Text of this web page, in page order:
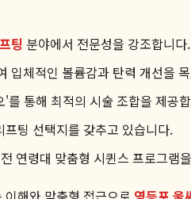
팅 분야에서 전문성을 강조합니다.
입체적인 볼륨감과 탄력 개선을
통해 최적의 시술 조합을 제공
팅 선택지를 갖추고 있습니다.
연령대 맞춤형 시퀸스 프로그램